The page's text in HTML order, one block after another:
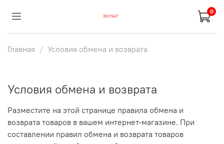
0
Главная Условия обмена и возврата
Условия обмена и возврата
Разместите на этой странице правила обмена и
возврата товаров в вашем интернет-магазине. При
составлении правил обмена и возврата товаров